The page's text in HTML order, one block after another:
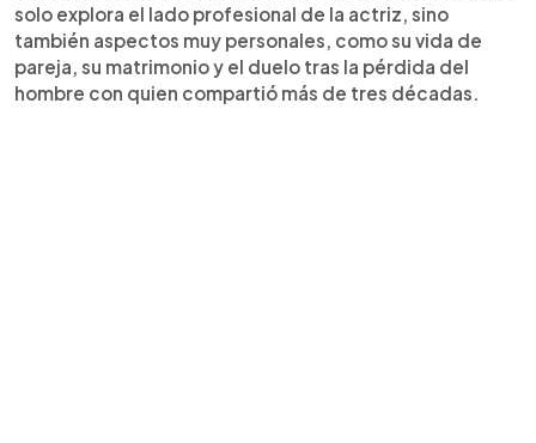
solo explora el lado profesional de la actriz, sino
también aspectos muy personales, como su vida de
pareja, su matrimonio y el duelo tras la pérdida del
hombre con quien compartió más de tres décadas.